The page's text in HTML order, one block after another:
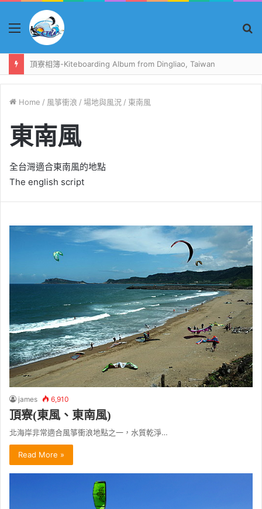
Menu
Home / 風箏衝浪 / 場地與風況 / 東南風
東南風
全台灣適合東南風的地點
The english script
james 6,910
頂寮(東風、東南風)
北海岸非常適合風箏衝浪地點之一，水質乾淨…
Read More »